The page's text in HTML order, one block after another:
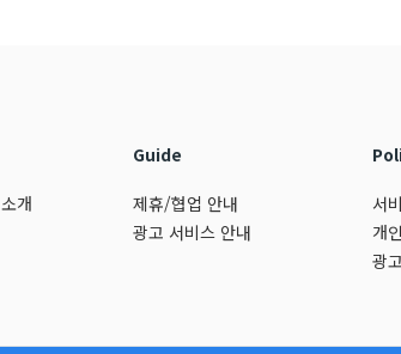
개
Guide
제휴/협업 안내
광고 서비스 안내
서
개
광